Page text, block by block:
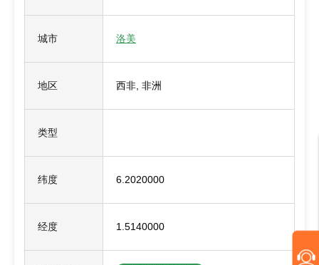
城市 洛美
地区 西非, 非洲
类型
纬度 6.2020000
经度 1.5140000